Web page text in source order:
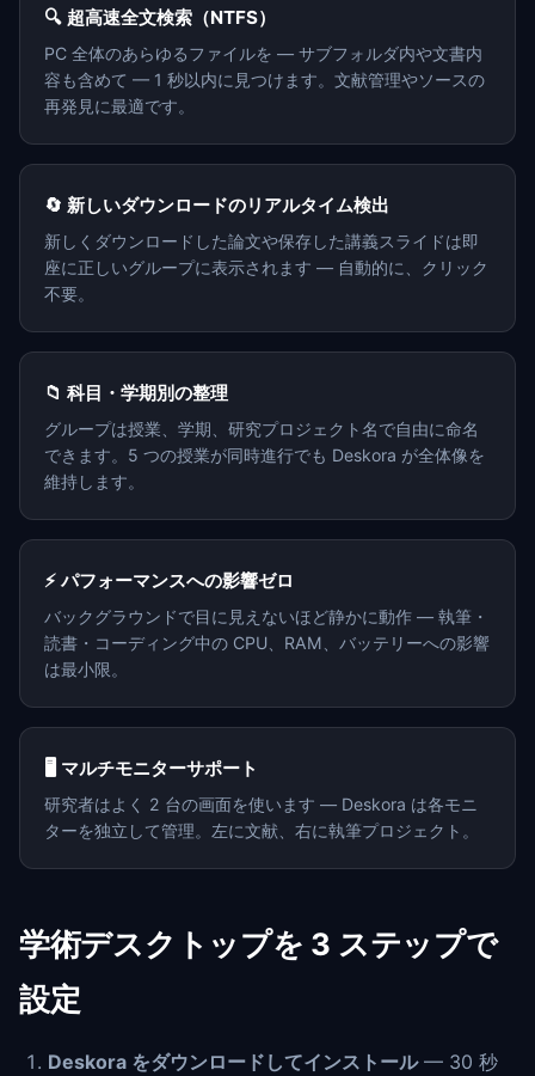
🔍 超高速全文検索（NTFS）
PC 全体のあらゆるファイルを — サブフォルダ内や文書内
容も含めて — 1 秒以内に見つけます。文献管理やソースの
再発見に最適です。
🔄 新しいダウンロードのリアルタイム検出
新しくダウンロードした論文や保存した講義スライドは即
座に正しいグループに表示されます — 自動的に、クリック
不要。
📁 科目・学期別の整理
グループは授業、学期、研究プロジェクト名で自由に命名
できます。5 つの授業が同時進行でも Deskora が全体像を
維持します。
⚡ パフォーマンスへの影響ゼロ
バックグラウンドで目に見えないほど静かに動作 — 執筆・
読書・コーディング中の CPU、RAM、バッテリーへの影響
は最小限。
🖥️ マルチモニターサポート
研究者はよく 2 台の画面を使います — Deskora は各モニ
ターを独立して管理。左に文献、右に執筆プロジェクト。
学術デスクトップを 3 ステップで
設定
Deskora をダウンロードしてインストール— 30 秒